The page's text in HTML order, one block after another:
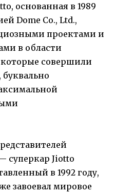
основанная в 1989
Dome Co., Ltd.,
проектами и
в области
совершили
суперкар Jiotto
в 1992 году,
завоевал мировое